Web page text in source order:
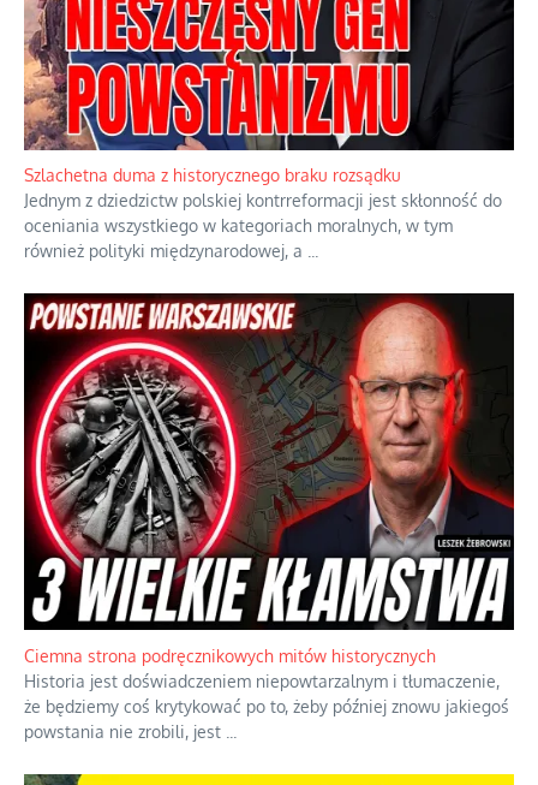
Szlachetna duma z historycznego braku rozsądku
Jednym z dziedzictw polskiej kontrreformacji jest skłonność do
oceniania wszystkiego w kategoriach moralnych, w tym
również polityki międzynarodowej, a
Ciemna strona podręcznikowych mitów historycznych
Historia jest doświadczeniem niepowtarzalnym i tłumaczenie,
że będziemy coś krytykować po to, żeby później znowu jakiegoś
powstania nie zrobili, jest